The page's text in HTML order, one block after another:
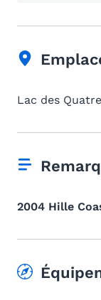
Lac des
2004 Hille